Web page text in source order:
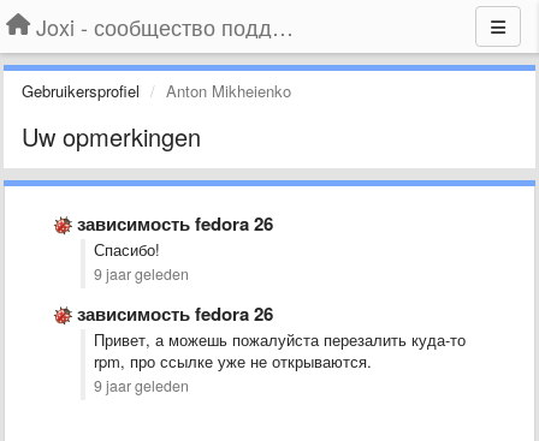
Joxi - сообщество поддержки
Gebruikersprofiel Anton Mikheienko
Uw opmerkingen
зависимость fedora 26
Спасибо!
9 jaar geleden
зависимость fedora 26
Привет, а можешь пожалуйста перезалить куда-то
rpm, про ссылке уже не открываются.
9 jaar geleden